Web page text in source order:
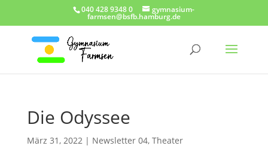
040 428 9348 0 gymnasium-
farmsen@bsfb.hamburg.de
Die Odyssee
März 31, 2022| Newsletter 04, Theater